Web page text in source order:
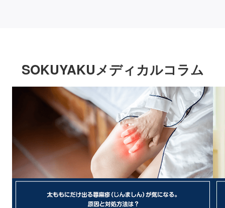
SOKUYAKUメディカルコラム